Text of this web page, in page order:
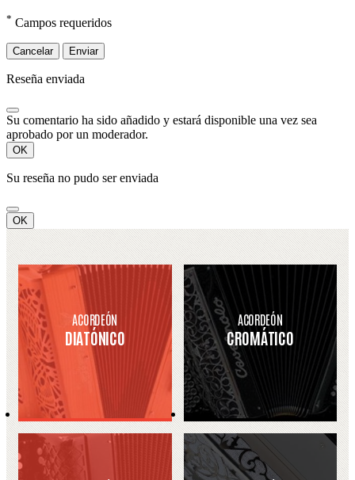
* Campos requeridos
Cancelar Enviar
Reseña enviada
Su comentario ha sido añadido y estará disponible una vez sea
aprobado por un moderador.
OK
Su reseña no pudo ser enviada
OK
ACORDEÓN
DIATÓNICO
ACORDEÓN
CROMÁTICO